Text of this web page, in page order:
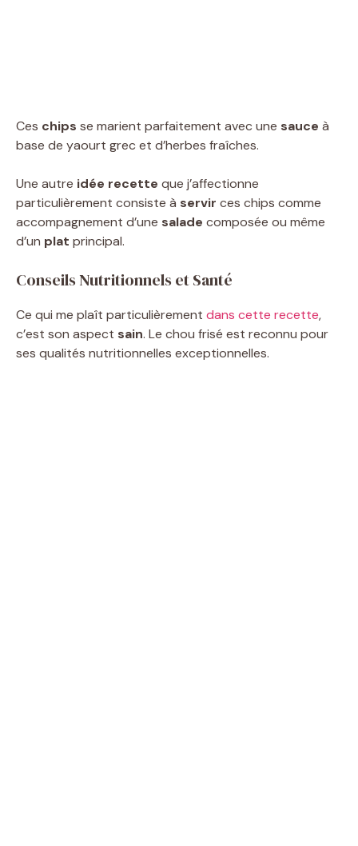
Ces chips se marient parfaitement avec une sauce à
base de yaourt grec et d’herbes fraîches.
Une autre idée recette que j’affectionne
particulièrement consiste à servir ces chips comme
accompagnement d’une salade composée ou même
d’un plat principal.
Conseils Nutritionnels et Santé
Ce qui me plaît particulièrement dans cette recette,
c’est son aspect sain. Le chou frisé est reconnu pour
ses qualités nutritionnelles exceptionnelles.